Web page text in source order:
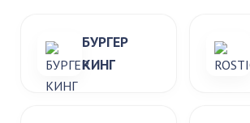
БУРГЕР
КИНГ